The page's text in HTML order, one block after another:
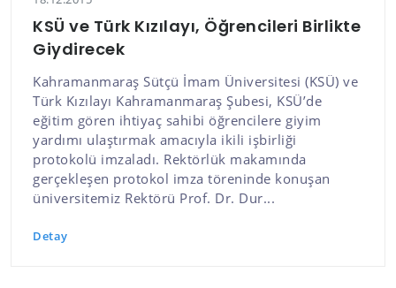
KSÜ ve Türk Kızılayı, Öğrencileri Birlikte
Giydirecek
Kahramanmaraş Sütçü İmam Üniversitesi (KSÜ) ve
Türk Kızılayı Kahramanmaraş Şubesi, KSÜ’de
eğitim gören ihtiyaç sahibi öğrencilere giyim
yardımı ulaştırmak amacıyla ikili işbirliği
protokolü imzaladı. Rektörlük makamında
gerçekleşen protokol imza töreninde konuşan
üniversitemiz Rektörü Prof. Dr. Dur...
Detay